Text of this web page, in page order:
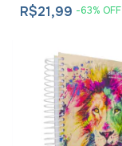
R$21,99 -63% OFF